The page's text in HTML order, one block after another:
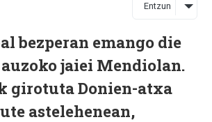
Entzun
bezperan emango die
jaiei Mendiolan.
Donien-atxa
astelehenean,